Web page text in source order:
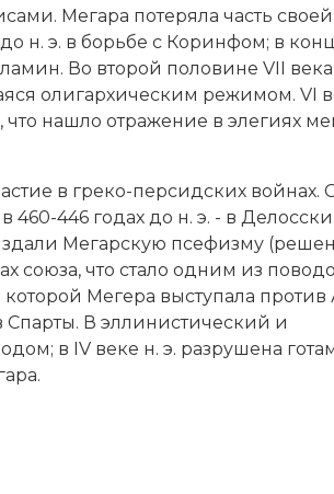
Мегара по­те­ря­ла часть
н. э. в борь­бе с Ко­рин­фом; в
Во второй половине VII века
оли­гар­хическим ре­жи­мом. VI
на­шло от­ра­же­ние в эле­ги­ях
в гре­ко-пер­сид­ских вой­нах.
460-446 годах до н. э. - в
Ме­гар­скую псе­физ­му
сою­за, что ста­ло од­ним из
ко­то­рой Мегера вы­сту­па­ла
Спар­ты. В эл­ли­ни­стический и
в IV веке н. э. раз­ру­ше­на